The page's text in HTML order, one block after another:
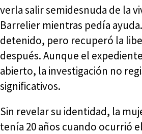
verla salir semidesnuda de la
Barrelier mientras pedía
detenido, pero recuperó la
después. Aunque el
abierto, la investigación no
significativos.
Sin revelar su identidad, la
tenía 20 años cuando ocurrió